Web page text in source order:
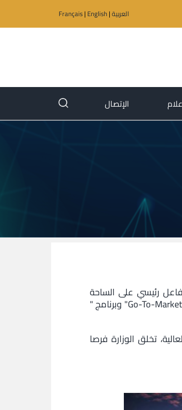
العربية|
Français| English
الإتصال
(current)
رئيسي على الساحة
العالمية وتشجيع توسع المقاولات على الصعيد الدولي، أطلقت وزارة الصناعة والتجارة مبادرتين رئيسيتين: برنامج " Go-To-Market" وبرنامج "
تخلق الوزارة فرصا